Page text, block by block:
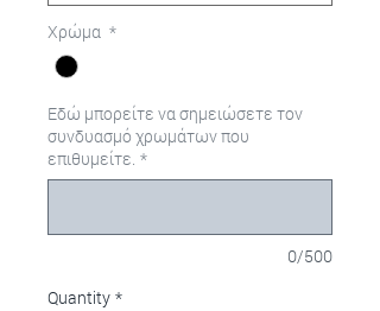
Χρώμα *
Εδώ μπορείτε να σημειώσετε τον
συνδυασμό χρωμάτων που
επιθυμείτε. *
0/500
Quantity *